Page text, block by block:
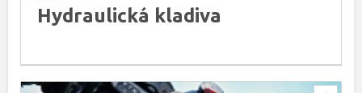
Hydraulická kladiva